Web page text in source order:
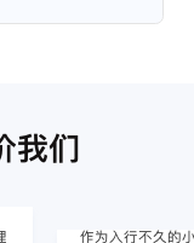
我们
作为入行不久的